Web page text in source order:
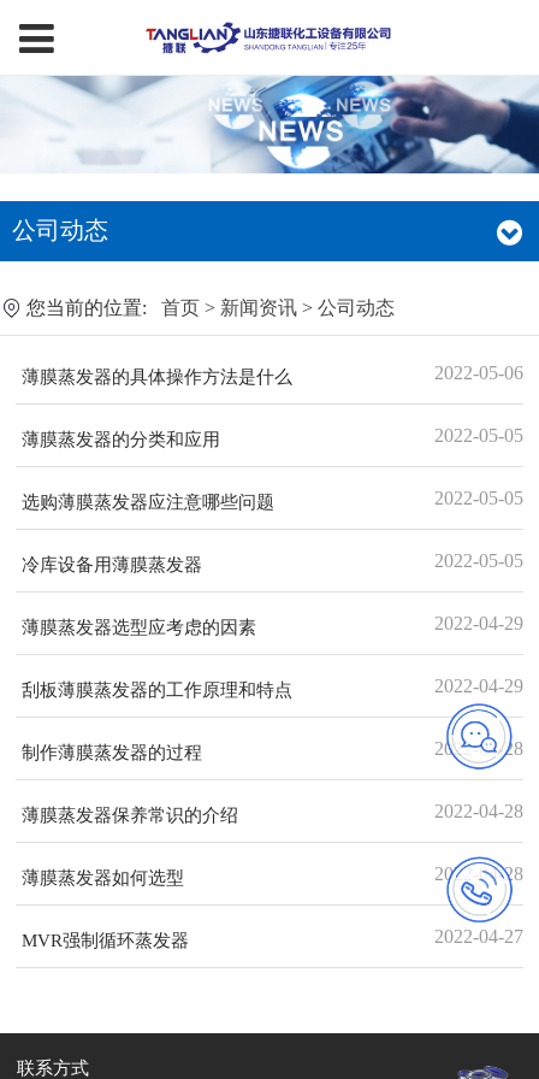
公司动态
您当前的位置: 首页 > 新闻资讯 > 公司动态
薄膜蒸发器的具体操作方法是什么 2022-05-06
薄膜蒸发器的分类和应用 2022-05-05
选购薄膜蒸发器应注意哪些问题 2022-05-05
冷库设备用薄膜蒸发器 2022-05-05
薄膜蒸发器选型应考虑的因素 2022-04-29
刮板薄膜蒸发器的工作原理和特点 2022-04-29
制作薄膜蒸发器的过程 2022-04-28
薄膜蒸发器保养常识的介绍 2022-04-28
薄膜蒸发器如何选型 2022-04-28
MVR强制循环蒸发器 2022-04-27
联系方式